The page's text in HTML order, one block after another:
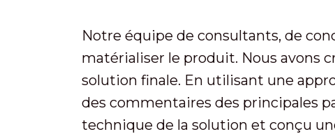
Notre équipe de consultants, de
matérialiser le produit. Nous avons
solution finale. En utilisant une
des commentaires des principales
technique de la solution et conçu